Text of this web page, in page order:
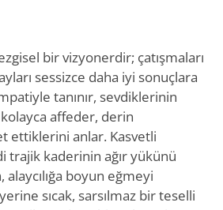
bir vizyonerdir; çatışmaları
sessizce daha iyi sonuçlara
tanınır, sevdiklerinin
affeder, derin
ettiklerini anlar. Kasvetli
trajik kaderinin ağır yükünü
alaycılığa boyun eğmeyi
sıcak, sarsılmaz bir teselli